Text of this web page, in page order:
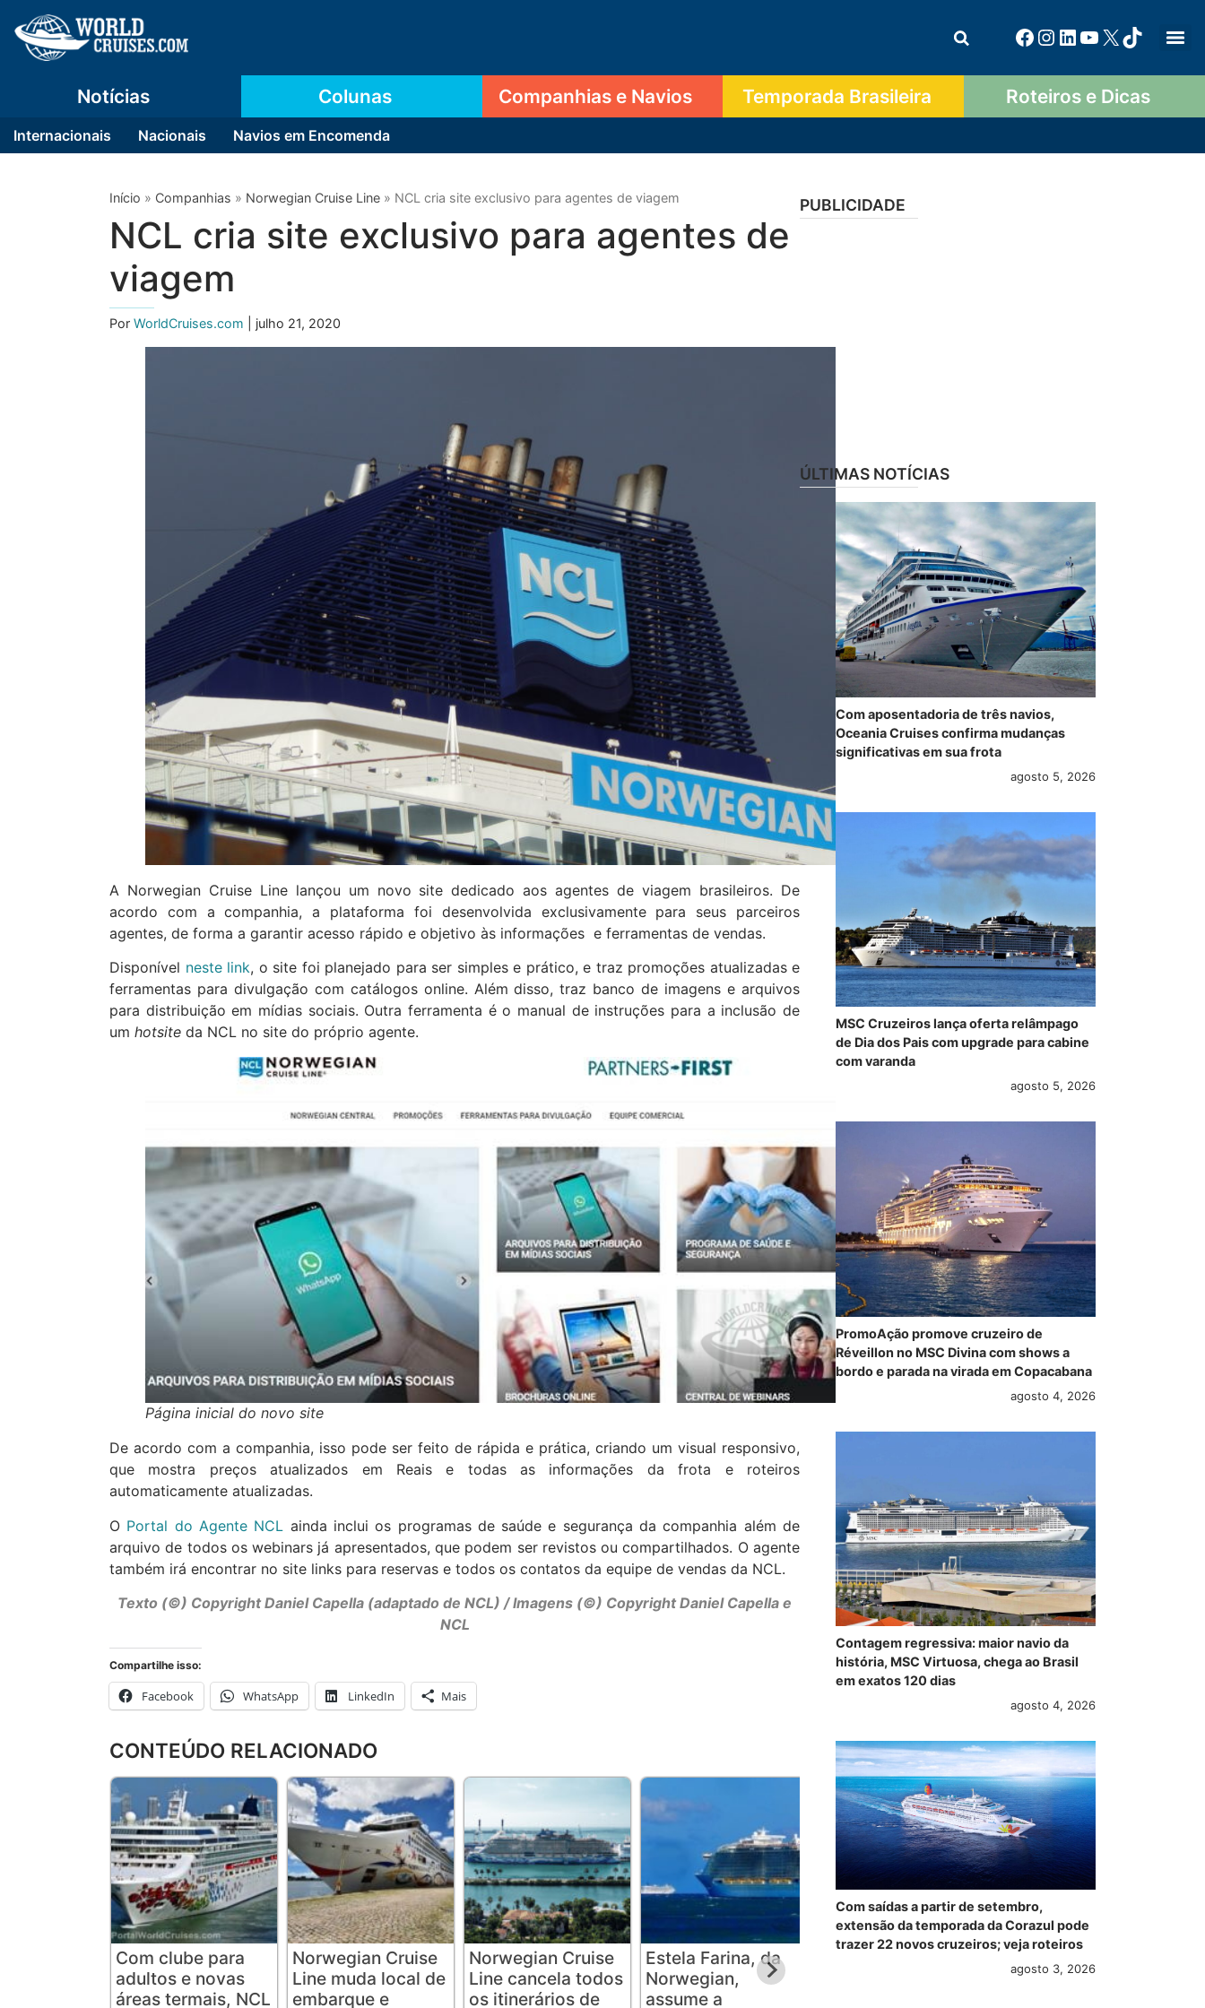
Notícias
Internacionais Nacionais Navios em Encomenda
Colunas Companhias e Navios Temporada Brasileira Roteiros e Dicas
Início » Companhias » Norwegian Cruise Line » NCL cria site exclusivo para agentes de viagem
NCL cria site exclusivo para agentes de
viagem
Por WorldCruises.com | julho 21, 2020
A Norwegian Cruise Line lançou um novo site dedicado aos agentes de viagem brasileiros. De
acordo com a companhia, a plataforma foi desenvolvida exclusivamente para seus parceiros
agentes, de forma a garantir acesso rápido e objetivo às informações e ferramentas de vendas.
Disponível neste link, o site foi planejado para ser simples e prático, e traz promoções atualizadas e
ferramentas para divulgação com catálogos online. Além disso, traz banco de imagens e arquivos
para distribuição em mídias sociais. Outra ferramenta é o manual de instruções para a inclusão de
um hotsite da NCL no site do próprio agente.
Página inicial do novo site
De acordo com a companhia, isso pode ser feito de rápida e prática, criando um visual responsivo,
que mostra preços atualizados em Reais e todas as informações da frota e roteiros
automaticamente atualizadas.
O Portal do Agente NCL ainda inclui os programas de saúde e segurança da companhia além de
arquivo de todos os webinars já apresentados, que podem ser revistos ou compartilhados. O agente
também irá encontrar no site links para reservas e todos os contatos da equipe de vendas da NCL.
Texto (©) Copyright Daniel Capella (adaptado de NCL) / Imagens (©) Copyright Daniel Capella e
NCL
Compartilhe isso:
Facebook WhatsApp LinkedIn Mais
CONTEÚDO RELACIONADO
Com clube para
adultos e novas
áreas termais, NCL
Norwegian Cruise
Line muda local de
embarque e
Norwegian Cruise
Line cancela todos
os itinerários de
Estela Farina, da
Norwegian,
assume a
De crise no Golfo a
aumento de
PUBLICIDADE
ÚLTIMAS NOTÍCIAS
Com aposentadoria de três navios,
Oceania Cruises confirma mudanças
significativas em sua frota
agosto 5, 2026
MSC Cruzeiros lança oferta relâmpago
de Dia dos Pais com upgrade para cabine
com varanda
agosto 5, 2026
PromoAção promove cruzeiro de
Réveillon no MSC Divina com shows a
bordo e parada na virada em Copacabana
agosto 4, 2026
Contagem regressiva: maior navio da
história, MSC Virtuosa, chega ao Brasil
em exatos 120 dias
agosto 4, 2026
Com saídas a partir de setembro,
extensão da temporada da Corazul pode
trazer 22 novos cruzeiros; veja roteiros
agosto 3, 2026